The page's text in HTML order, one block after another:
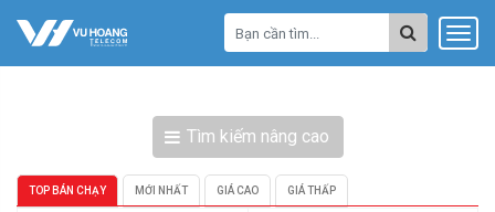
Tìm kiếm nâng cao
TOP BÁN CHẠY MỚI NHẤT GIÁ CAO GIÁ THẤP